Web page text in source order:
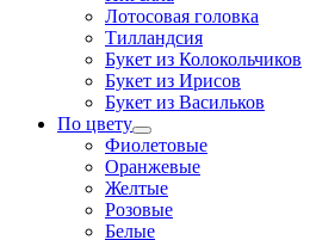
Лотосовая головка
Тилландсия
Букет из Колокольчиков
Букет из Ирисов
Букет из Васильков
По цвету
Фиолетовые
Оранжевые
Желтые
Розовые
Белые